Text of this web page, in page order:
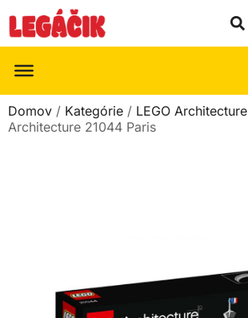
Domov / Kategórie / LEGO Architecture
Architecture 21044 Paris